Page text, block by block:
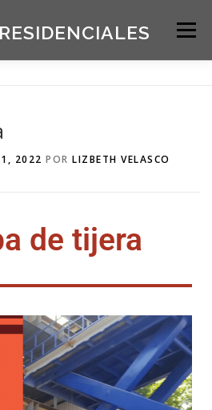
Menú
2022 POR LIZBETH VELASCO
de tijera